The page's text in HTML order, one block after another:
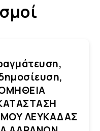
ΛΕΥΚΑΔΑΣ